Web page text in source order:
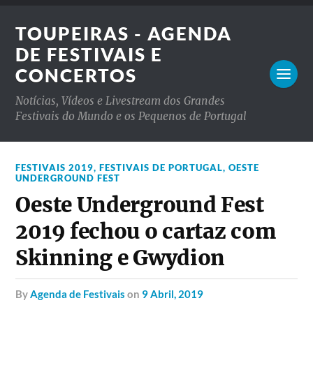
TOUPEIRAS - AGENDA
DE FESTIVAIS E
CONCERTOS
Notícias, Vídeos e Livestream dos Grandes
Festivais do Mundo e os Pequenos de Portugal
FESTIVAIS 2019,FESTIVAIS DE PORTUGAL,OESTE
UNDERGROUND FEST
Oeste Underground Fest
2019 fechou o cartaz com
Skinning e Gwydion
byAgenda de Festivais on 9 Abril, 2019